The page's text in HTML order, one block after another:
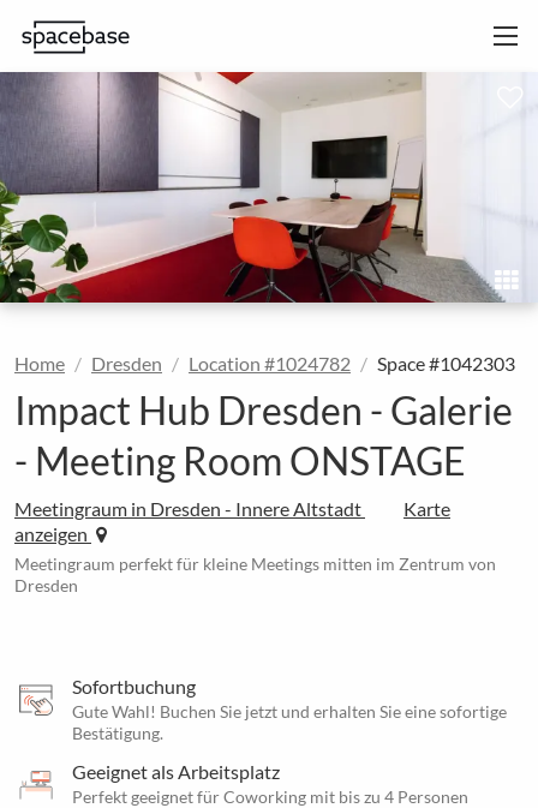
Home Dresden Location #1024782 Space #1042303
Impact Hub Dresden - Galerie
- Meeting Room ONSTAGE
Meetingraum in Dresden - Innere Altstadt
Karte
anzeigen
Meetingraum perfekt für kleine Meetings mitten im Zentrum von
Dresden
Sofortbuchung
Gute Wahl! Buchen Sie jetzt und erhalten Sie eine sofortige
Bestätigung.
Geeignet als Arbeitsplatz
Perfekt geeignet für Coworking mit bis zu 4 Personen